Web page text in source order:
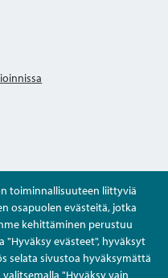
toiminnallisuuteen liittyviä
osapuolen evästeitä, jotka
kehittäminen perustuu
"Hyväksy evästeet", hyväksyt
selata sivustoa hyväksymättä
"Hyväksy vain